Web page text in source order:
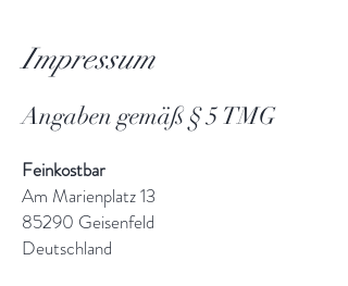
Impressum
Angaben gemäß § 5 TMG
Feinkostbar
Am Marienplatz 13
85290 Geisenfeld
Deutschland